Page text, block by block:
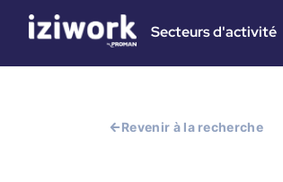
Secteurs d'activité
Revenir à la recherche